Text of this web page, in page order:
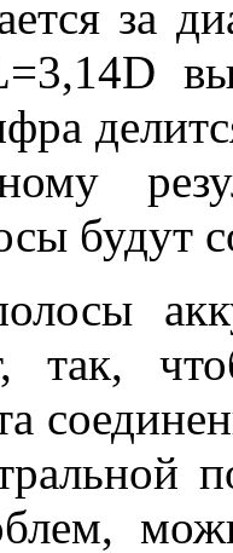
за
=3,14D
будут
так,